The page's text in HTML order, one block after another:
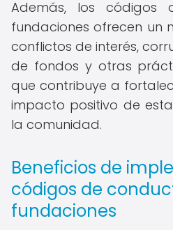
Además, los códigos
fundaciones ofrecen un
conflictos de interés,
de fondos y otras
que contribuye a
impacto positivo de
la comunidad.
Beneficios de
códigos de
fundaciones